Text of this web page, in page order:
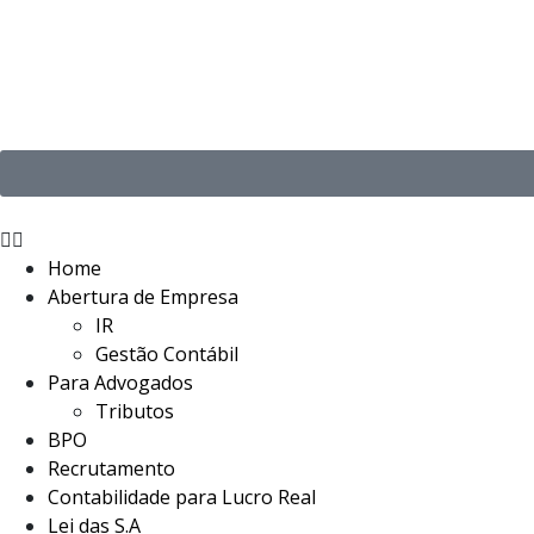
Home
Abertura de Empresa
IR
Gestão Contábil
Para Advogados
Tributos
BPO
Recrutamento
Contabilidade para Lucro Real
Lei das S.A